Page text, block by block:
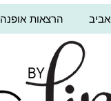
הרצאות אופנה